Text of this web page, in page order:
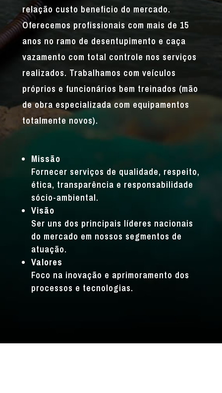
relação custo beneficio do mercado.
Oferecemos profissionais com mais de 15
anos no ramo de desentupimento e caça
vazamento com total controle nos serviços
realizados. Trabalhamos com veículos
próprios e funcionários bem treinados (mão
de obra especializada com equipamentos
totalmente novos).
Missão
Fornecer serviços de qualidade, respeito,
ética, transparência e responsabilidade
sócio-ambiental.
Visão
Ser uns dos principais líderes nacionais
do mercado em nossos segmentos de
atuação.
Valores
Foco na inovação e aprimoramento dos
processos e tecnologias.